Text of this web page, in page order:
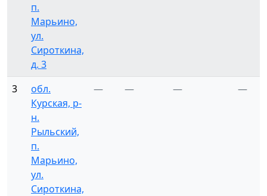
п.
Марьино,
ул.
Сироткина,
д. 3
3
обл.
Курская, р-
н.
Рыльский,
п.
Марьино,
ул.
Сироткина,
— — — —